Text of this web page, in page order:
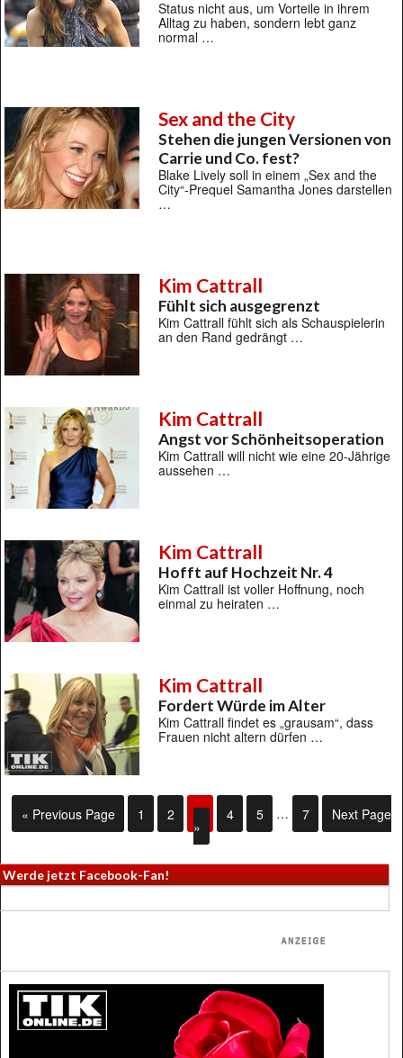
Status nicht aus, um Vorteile in ihrem
Alltag zu haben, sondern lebt ganz
normal …
Sex and the City
Stehen die jungen Versionen von
Carrie und Co. fest?
Blake Lively soll in einem „Sex and the
City“-Prequel Samantha Jones darstellen
…
Kim Cattrall
Fühlt sich ausgegrenzt
Kim Cattrall fühlt sich als Schauspielerin
an den Rand gedrängt …
Kim Cattrall
Angst vor Schönheitsoperation
Kim Cattrall will nicht wie eine 20-Jährige
aussehen …
Kim Cattrall
Hofft auf Hochzeit Nr. 4
Kim Cattrall ist voller Hoffnung, noch
einmal zu heiraten …
Kim Cattrall
Fordert Würde im Alter
Kim Cattrall findet es „grausam“, dass
Frauen nicht altern dürfen …
« Previous Page 1 2 3 4 5 … 7 Next Page
»
Werde jetzt Facebook-Fan!